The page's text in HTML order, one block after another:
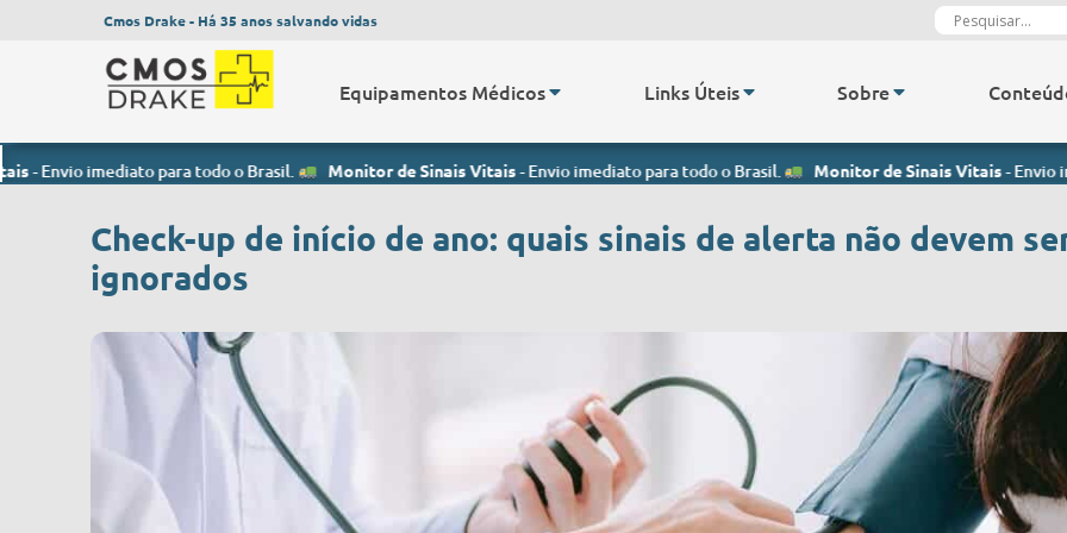
Cmos Drake - Há 35 anos salvando vidas
Equipamentos Médicos Links Úteis Sobre
imediato para todo o Brasil. Monitor de Sinais Vitais- Envio imediato para todo o Brasil. Monitor de Sinais Vitais- Envio imediato
Check-up de início de ano: quais sinais de alerta não devem
ignorados